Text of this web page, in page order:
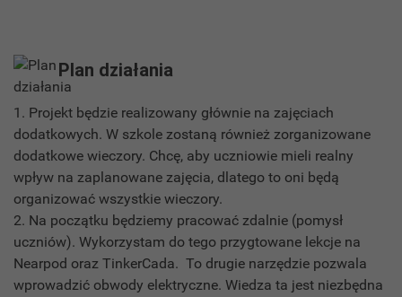
Plan działania
1. Projekt będzie realizowany głównie na zajęciach
dodatkowych. W szkole zostaną również zorganizowane
dodatkowe wieczory. Chcę, aby uczniowie mieli realny
wpływ na zaplanowane zajęcia, dlatego to oni będą
organizować wszystkie wieczory.
2. Na początku będziemy pracować zdalnie (pomysł
uczniów). Wykorzystam do tego przygtowane lekcje na
Nearpod oraz TinkerCada. To drugie narzędzie pozwala
wprowadzić obwody elektryczne. Wiedza ta jest niezbędna